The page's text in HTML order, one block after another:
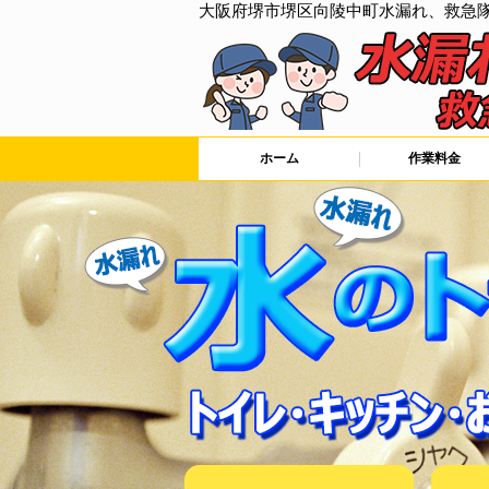
大阪府堺市堺区向陵中町水漏れ、救急
ホーム 作業料金